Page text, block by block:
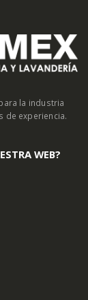
la industria
de experiencia.
WEB?